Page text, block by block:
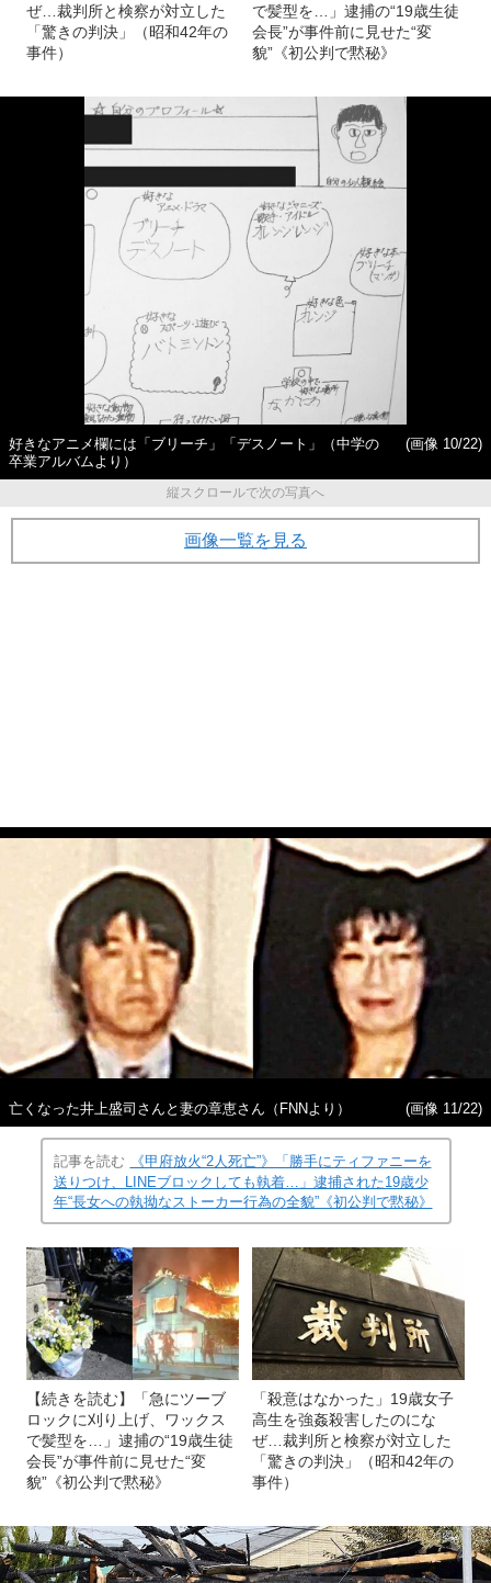
ぜ…裁判所と検察が対立した
「驚きの判決」（昭和42年の
事件）
で髪型を…」逮捕の“19歳生徒
会長”が事件前に見せた“変
貌”《初公判で黙秘》
好きなアニメ欄には「ブリーチ」「デスノート」（中学の
卒業アルバムより）
(画像 10/22)
縦スクロールで次の写真へ
画像一覧を見る
亡くなった井上盛司さんと妻の章恵さん（FNNより） (画像 11/22)
記事を読む
《甲府放火“2人死亡”》「勝手にティファニーを
送りつけ、LINEブロックしても執着…」逮捕された19歳少
年“長女への執拗なストーカー行為の全貌”《初公判で黙秘》
【続きを読む】「急にツーブ
ロックに刈り上げ、ワックス
で髪型を…」逮捕の“19歳生徒
会長”が事件前に見せた“変
貌”《初公判で黙秘》
「殺意はなかった」19歳女子
高生を強姦殺害したのにな
ぜ…裁判所と検察が対立した
「驚きの判決」（昭和42年の
事件）